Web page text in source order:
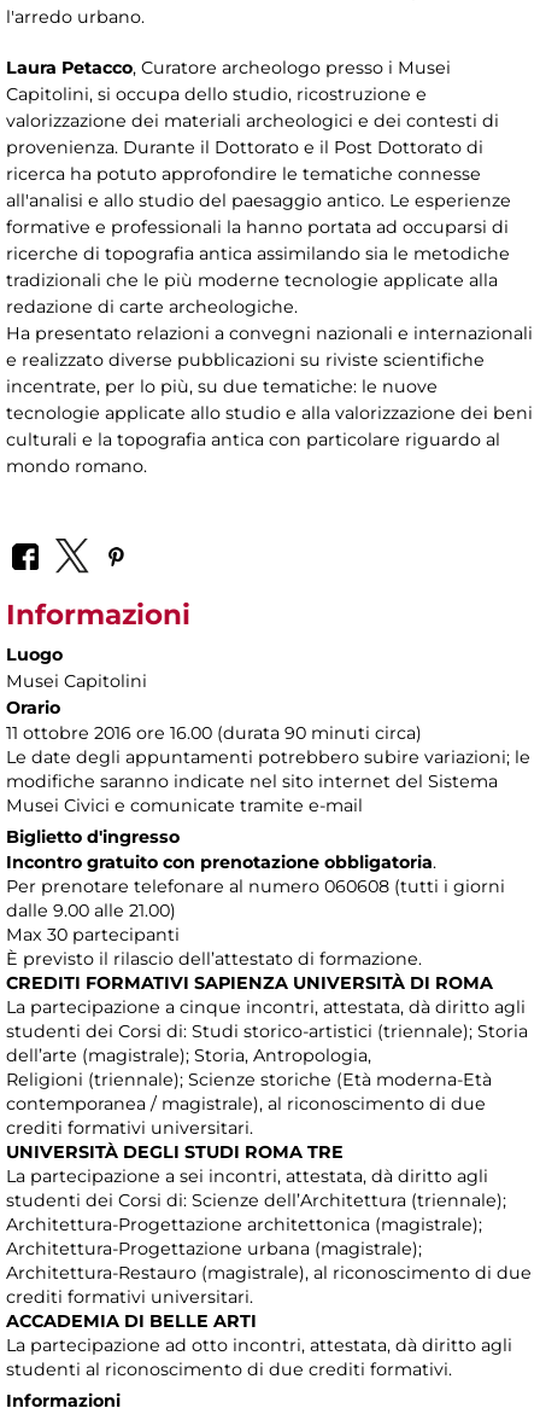
l'arredo urbano.
Laura Petacco, Curatore archeologo presso i Musei
Capitolini, si occupa dello studio, ricostruzione e
valorizzazione dei materiali archeologici e dei contesti di
provenienza. Durante il Dottorato e il Post Dottorato di
ricerca ha potuto approfondire le tematiche connesse
all'analisi e allo studio del paesaggio antico. Le esperienze
formative e professionali la hanno portata ad occuparsi di
ricerche di topografia antica assimilando sia le metodiche
tradizionali che le più moderne tecnologie applicate alla
redazione di carte archeologiche.
Ha presentato relazioni a convegni nazionali e internazionali
e realizzato diverse pubblicazioni su riviste scientifiche
incentrate, per lo più, su due tematiche: le nuove
tecnologie applicate allo studio e alla valorizzazione dei beni
culturali e la topografia antica con particolare riguardo al
mondo romano.
Informazioni
Luogo
Musei Capitolini
Orario
11 ottobre 2016 ore 16.00 (durata 90 minuti circa)
Le date degli appuntamenti potrebbero subire variazioni; le
modifiche saranno indicate nel sito internet del Sistema
Musei Civici e comunicate tramite e-mail
Biglietto d'ingresso
Incontro gratuito con prenotazione obbligatoria.
Per prenotare telefonare al numero 060608 (tutti i giorni
dalle 9.00 alle 21.00)
Max 30 partecipanti
È previsto il rilascio dell’attestato di formazione.
CREDITI FORMATIVI SAPIENZA UNIVERSITÀ DI ROMA
La partecipazione a cinque incontri, attestata, dà diritto agli
studenti dei Corsi di: Studi storico-artistici (triennale); Storia
dell’arte (magistrale); Storia, Antropologia,
Religioni (triennale); Scienze storiche (Età moderna-Età
contemporanea / magistrale), al riconoscimento di due
crediti formativi universitari.
UNIVERSITÀ DEGLI STUDI ROMA TRE
La partecipazione a sei incontri, attestata, dà diritto agli
studenti dei Corsi di: Scienze dell’Architettura (triennale);
Architettura-Progettazione architettonica (magistrale);
Architettura-Progettazione urbana (magistrale);
Architettura-Restauro (magistrale), al riconoscimento di due
crediti formativi universitari.
ACCADEMIA DI BELLE ARTI
La partecipazione ad otto incontri, attestata, dà diritto agli
studenti al riconoscimento di due crediti formativi.
Informazioni